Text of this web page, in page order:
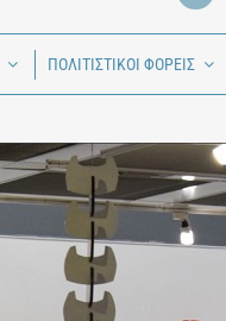
ΠΟΛΙΤΙΣΤΙΚΟΙ ΦΟΡΕΙΣ